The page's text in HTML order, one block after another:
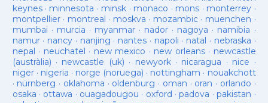
keynes· minnesota · minsk · monaco · mons · monterrey ·
montpellier· montreal · moskva · mozambic· muenchen ·
mumbai · murcia · myanmar· nador · nagoya · namibia ·
namur· nancy · nanjing · nantes · napoli · natal · nebraska ·
nepal · neuchatel · new mexico · new orleans· newcastle
(austràlia) · newcastle (uk) · newyork· nicaragua · nice ·
niger· nigeria · norge (noruega) · nottingham · nouakchott
· nürnberg · oklahoma · oldenburg · oman · oran · orlando ·
osaka · ottawa · ouagadougou · oxford ·padova ·pakistan ·